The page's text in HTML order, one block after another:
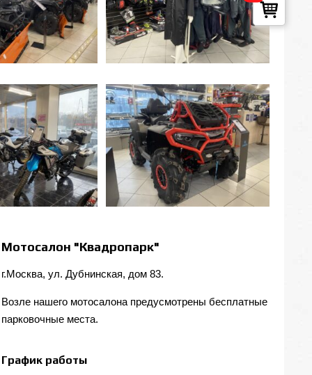
Мотосалон "Квадропарк"
г.Москва, ул. Дубнинская, дом 83.
Возле нашего мотосалона предусмотрены бесплатные
парковочные места.
График работы